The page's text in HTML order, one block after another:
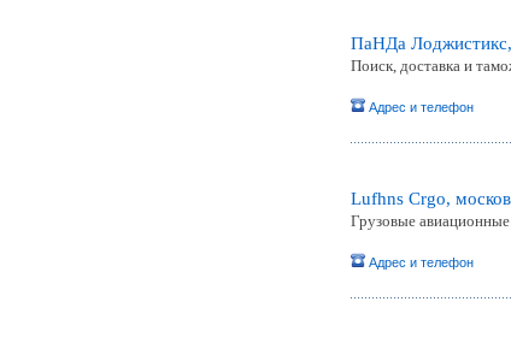
ПаНДа
Поиск, доставка и
Адрес и телефон
Lufhns Crgo,
Грузовые
Адрес и телефон